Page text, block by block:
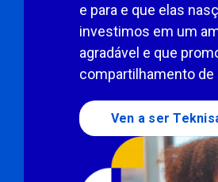
e para e que elas
investimos em um
agradável e que
compartilhamento de
Ven a ser